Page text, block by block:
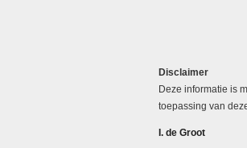
Disclaimer
Deze informatie is
toepassing van
I. de Groot